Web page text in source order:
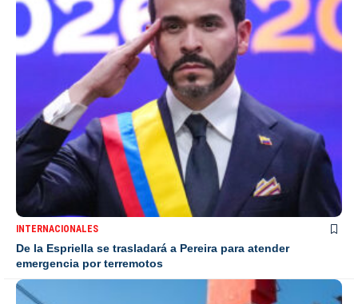
INTERNACIONALES
De la Espriella se trasladará a Pereira para atender
emergencia por terremotos